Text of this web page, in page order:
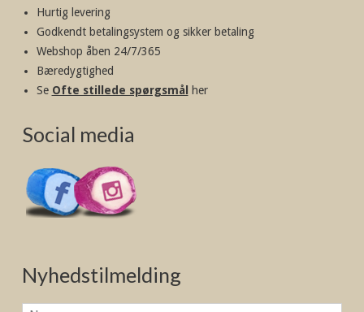
Hurtig levering
Godkendt betalingsystem og sikker betaling
Webshop åben 24/7/365
Bæredygtighed
Se Ofte stillede spørgsmål her
Social media
Nyhedstilmelding